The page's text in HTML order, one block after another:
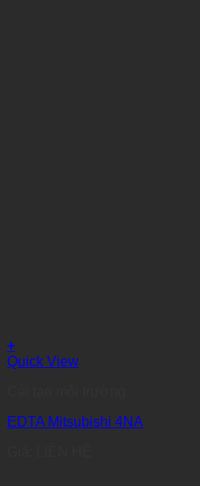
+
Quick View
EDTA Mitsubishi 4NA